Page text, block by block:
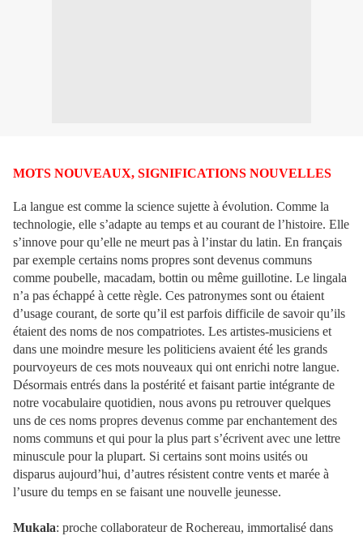
MOTS NOUVEAUX, SIGNIFICATIONS NOUVELLES
La langue est comme la science sujette à évolution. Comme la
technologie, elle s’adapte au temps et au courant de l’histoire. Elle
s’innove pour qu’elle ne meurt pas à l’instar du latin. En français
par exemple certains noms propres sont devenus communs
comme poubelle, macadam, bottin ou même guillotine. Le lingala
n’a pas échappé à cette règle. Ces patronymes sont ou étaient
d’usage courant, de sorte qu’il est parfois difficile de savoir qu’ils
étaient des noms de nos compatriotes. Les artistes-musiciens et
dans une moindre mesure les politiciens avaient été les grands
pourvoyeurs de ces mots nouveaux qui ont enrichi notre langue.
Désormais entrés dans la postérité et faisant partie intégrante de
notre vocabulaire quotidien, nous avons pu retrouver quelques
uns de ces noms propres devenus comme par enchantement des
noms communs et qui pour la plus part s’écrivent avec une lettre
minuscule pour la plupart. Si certains sont moins usités ou
disparus aujourd’hui, d’autres résistent contre vents et marée à
l’usure du temps en se faisant une nouvelle jeunesse.
Mukala: proche collaborateur de Rochereau, immortalisé dans